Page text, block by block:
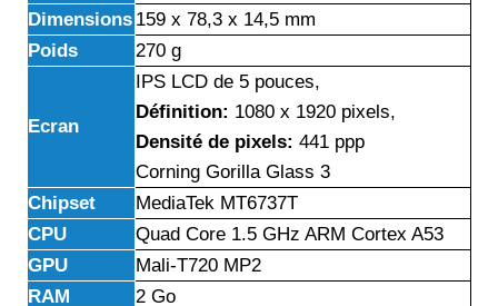
Dimensions 159 x 78,3 x 14,5 mm
Poids
270 g
Ecran
IPS LCD de 5 pouces,
Définition: 1080 x 1920 pixels,
Densité de pixels: 441 ppp
Corning Gorilla Glass 3
Chipset
MediaTek MT6737T
CPU
Quad Core 1.5 GHz ARM Cortex A53
GPU
Mali-T720 MP2
RAM
2 Go